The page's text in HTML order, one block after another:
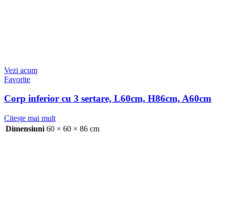
Vezi acum
Favorite
Corp inferior cu 3 sertare, L60cm, H86cm, A60cm
Citește mai mult
Dimensiuni 60 × 60 × 86 cm